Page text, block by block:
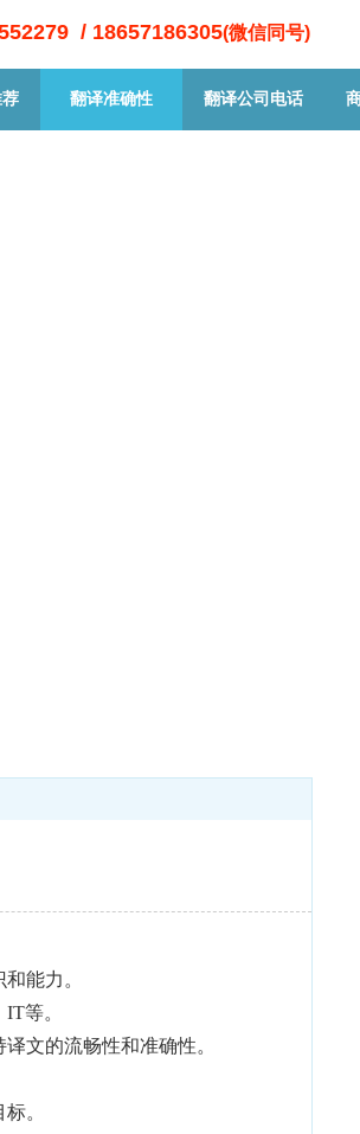
/ 18657186305(微信同号)
翻译准确性 翻译公司电话
能力。
等。
文的流畅性和准确性。
。